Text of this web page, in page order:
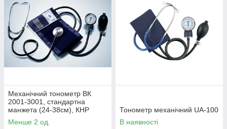
Механічний тонометр ВК
2001-3001, стандартна
манжета (24-38см), КНР
Менше 2 од.
Тонометр механічний UA-100
В наявності